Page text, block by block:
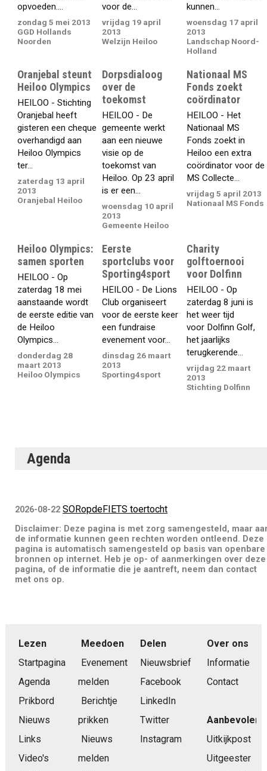
opvoeden....
zondag 5 mei 2013
GGD Hollands
Noorden
voor de...
vrijdag 19 april
2013
Welzijn Heiloo
kunnen...
woensdag 17 april
2013
Landschap Noord-
Holland
Oranjebal steunt
Heiloo Olympics
HEILOO - Stichting
Oranjebal heeft
gisteren een cheque
overhandigd aan
Heiloo Olympics
ter...
zaterdag 13 april
2013
Oranjebal Heiloo
Dorpsdialoog
over de
toekomst
HEILOO - De
gemeente werkt
aan een nieuwe
visie op de
toekomst van
Heiloo. Op 23 april
is er een...
woensdag 10 april
2013
Gemeente Heiloo
Nationaal MS
Fonds zoekt
coördinator
HEILOO - Het
Nationaal MS
Fonds zoekt in
Heiloo een extra
coördinator voor de
MS Collecte...
vrijdag 5 april 2013
Nationaal MS Fonds
Heiloo Olympics:
samen sporten
HEILOO - Op
zaterdag 18 mei
aanstaande wordt
de eerste editie van
de Heiloo
Olympics...
donderdag 28
maart 2013
Heiloo Olympics
Eerste
sportclubs voor
Sporting4sport
HEILOO - De Lions
Club organiseert
voor de eerste keer
een fundraise
evenement voor...
dinsdag 26 maart
2013
Sporting4sport
Charity
golftoernooi
voor Dolfinn
HEILOO - Op
zaterdag 8 juni is
het weer tijd
voor Dolfinn Golf,
het jaarlijks
terugkerende...
vrijdag 22 maart
2013
Stichting Dolfinn
Agenda
2026-08-22 SORopdeFIETS toertocht
Disclaimer: Deze pagina is met zorg samengesteld, maar
de informatie kunnen geen rechten worden ontleend. Deze
pagina is automatisch samengesteld op basis van openbare
bronnen op internet. Heb je op- of aanmerkingen over deze
pagina, of de informatie die je aantreft, neem dan contact
met ons op.
Lezen
Startpagina
Agenda
Prikbord
Nieuws
Links
Video's
Meedoen
Evenement
melden
Berichtje
prikken
Nieuws
melden
Delen
Nieuwsbrief
Facebook
LinkedIn
Twitter
Instagram
Over ons
Informatie
Contact
Aanbevolen
Uitkijkpost
Uitgeester